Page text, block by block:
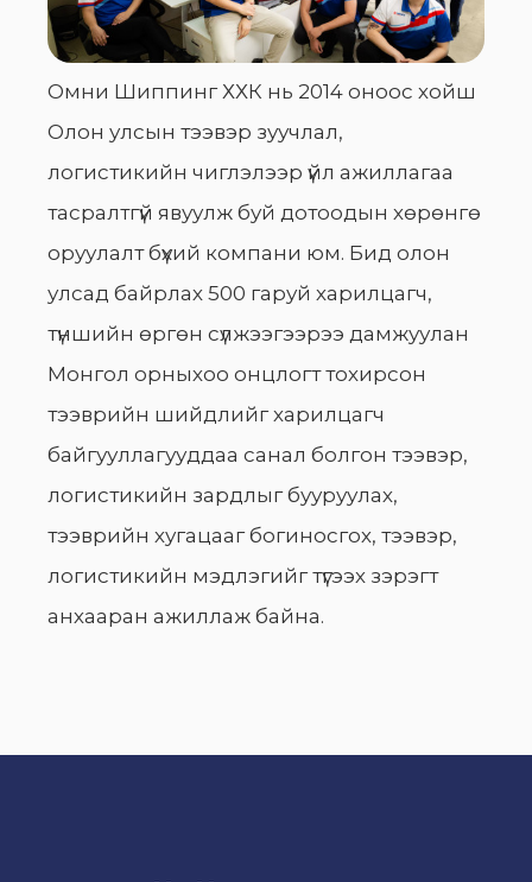
Омни Шиппинг ХХК нь 2014 оноос хойш
Олон улсын тээвэр зуучлал,
логистикийн чиглэлээр үйл ажиллагаа
тасралтгүй явуулж буй дотоодын хөрөнгө
оруулалт бүхий компани юм. Бид олон
улсад байрлах 500 гаруй харилцагч,
түншийн өргөн сүлжээгээрээ дамжуулан
Монгол орныхоо онцлогт тохирсон
тээврийн шийдлийг харилцагч
байгууллагууддаа санал болгон тээвэр,
логистикийн зардлыг бууруулах,
тээврийн хугацааг богиносгох, тээвэр,
логистикийн мэдлэгийг түгээх зэрэгт
анхааран ажиллаж байна.